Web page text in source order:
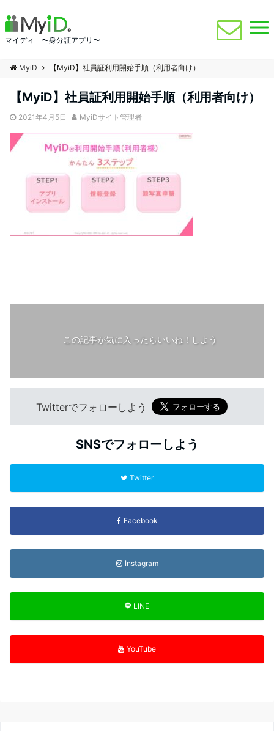
マイディ 〜身分証アプリ〜
MyiD 【MyiD】社員証利用開始手順（利用者向け）
【MyiD】社員証利用開始手順（利用者向け）
2021年4月5日 MyiDサイト管理者
この記事が気に入ったらいいね！しよう
Twitterでフォローしよう
SNSでフォローしよう
Twitter
Facebook
Instagram
LINE
YouTube